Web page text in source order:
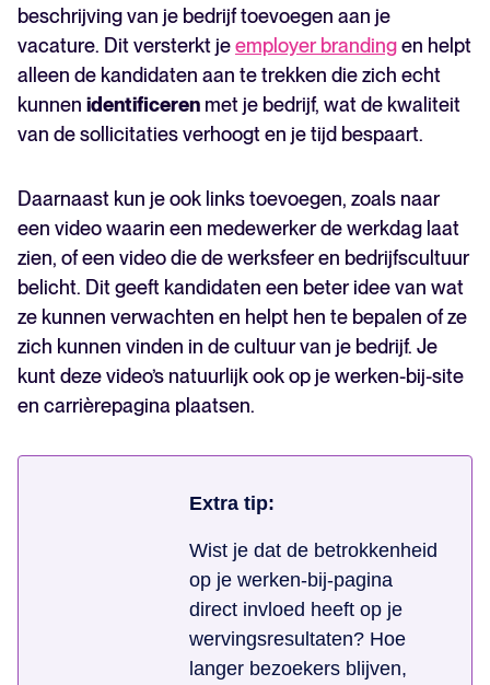
beschrijving van je bedrijf toevoegen aan je
vacature. Dit versterkt jeemployer brandingen helpt
alleen de kandidaten aan te trekken die zich echt
kunnen identificeren met je bedrijf, wat de kwaliteit
van de sollicitaties verhoogt en je tijd bespaart.
Daarnaast kun je ook links toevoegen, zoals naar
een video waarin een medewerker de werkdag laat
zien, of een video die de werksfeer en bedrijfscultuur
belicht. Dit geeft kandidaten een beter idee van wat
ze kunnen verwachten en helpt hen te bepalen of ze
zich kunnen vinden in de cultuur van je bedrijf. Je
kunt deze video’s natuurlijk ook op je werken-bij-site
en carrièrepagina plaatsen.
Extra tip:
Wist je dat de betrokkenheid
op je werken-bij-pagina
direct invloed heeft op je
wervingsresultaten? Hoe
langer bezoekers blijven,